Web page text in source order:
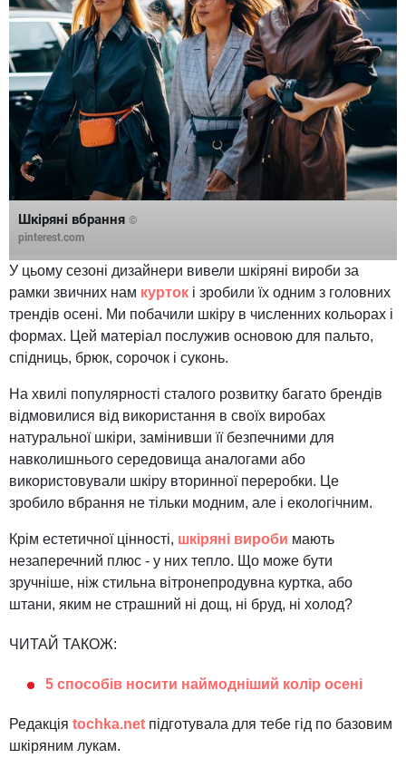
Шкіряні вбрання ©
pinterest.com
У цьому сезоні дизайнери вивели шкіряні вироби за
рамки звичних нам курток і зробили їх одним з головних
трендів осені. Ми побачили шкіру в численних кольорах і
формах. Цей матеріал послужив основою для пальто,
спідниць, брюк, сорочок і суконь.
На хвилі популярності сталого розвитку багато брендів
відмовилися від використання в своїх виробах
натуральної шкіри, замінивши її безпечними для
навколишнього середовища аналогами або
використовували шкіру вторинної переробки. Це
зробило вбрання не тільки модним, але і екологічним.
Крім естетичної цінності, шкіряні вироби мають
незаперечний плюс - у них тепло. Що може бути
зручніше, ніж стильна вітронепродувна куртка, або
штани, яким не страшний ні дощ, ні бруд, ні холод?
ЧИТАЙ ТАКОЖ:
5 способів носити наймодніший колір осені
Редакція tochka.net підготувала для тебе гід по базовим
шкіряним лукам.